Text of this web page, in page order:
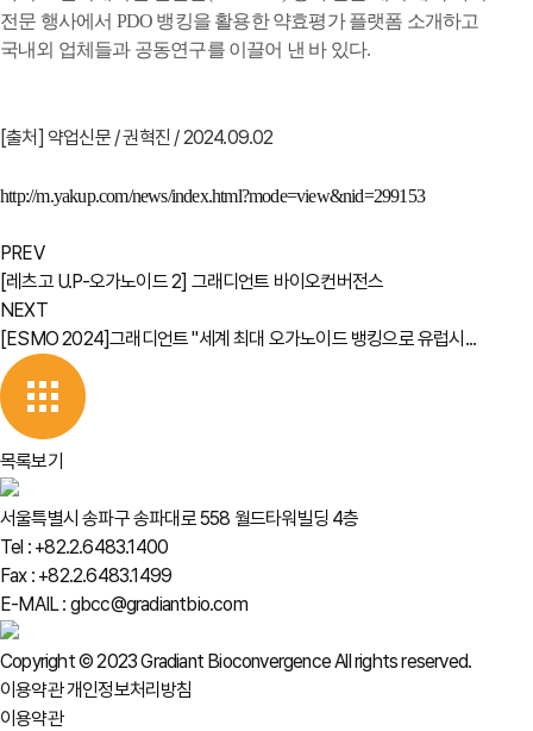
전문 행사에서 PDO 뱅킹을 활용한 약효평가 플랫폼 소개하고
국내외 업체들과 공동연구를 이끌어 낸 바 있다.
[출처] 약업신문 / 권혁진 / 2024.09.02
http://m.yakup.com/news/index.html?mode=view&nid=299153
PREV
[레츠고 U.P-오가노이드 2] 그래디언트 바이오컨버전스
NEXT
[ESMO 2024]그래디언트 "세계 최대 오가노이드 뱅킹으로 유럽시...
목록보기
서울특별시 송파구 송파대로 558 월드타워빌딩 4층
Tel : +82.2.6483.1400
Fax : +82.2.6483.1499
E-MAIL : gbcc@gradiantbio.com
Copyright © 2023 Gradiant Bioconvergence All rights reserved.
이용약관개인정보처리방침
이용약관